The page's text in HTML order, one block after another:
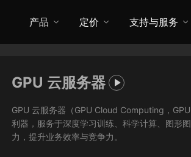
产品 定价 支持与服务
GPU 云服务器 
GPU 云服务器（GPU Cloud Computing，
利器，服务于深度学习训练、科学计算、图形
力，提升业务效率与竞争力。